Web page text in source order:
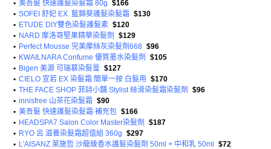
• 美吾髮 快速護髮染髮霜 80g $166
• SOFEI 舒妃 EX. 藍錦葵護髮染髮霜 $130
• ETUDE DIY雙色染髮護髮素 $120
• NARD 摩洛哥堅果精華染髮劑
$129
• Perfect Mousse 完美摩絲灰染髮劑668 $96
• KWAILNARA Confume 優質墨水染髮劑
$105
• Bigen 美源 可瑞慕染髮膏 $127
• CIELO 宣若 EX 染髮霜 簡單一按 白髮用
$170
• THE FACE SHOP 菲詩小舖 Stylist 絲滑染髮霜染髮劑
$96
• innisfree 山茶花染髮霜 $90
• 美吾髮 快速護髮染髮霜 補充包 $166
• HEADSPA7 Salon Color Master染髮劑
$187
• RYO 呂 滋養染髮霜超值組 360g $297
• L'AISANZ 萊施哲 沙龍級香水護髮染髮劑 50ml + 中和乳 50ml $72